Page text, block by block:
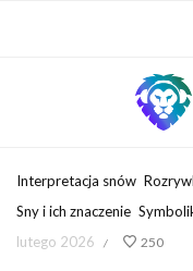
Interpretacja snów
Sny i ich znaczenie
lutego 2026
/ 250